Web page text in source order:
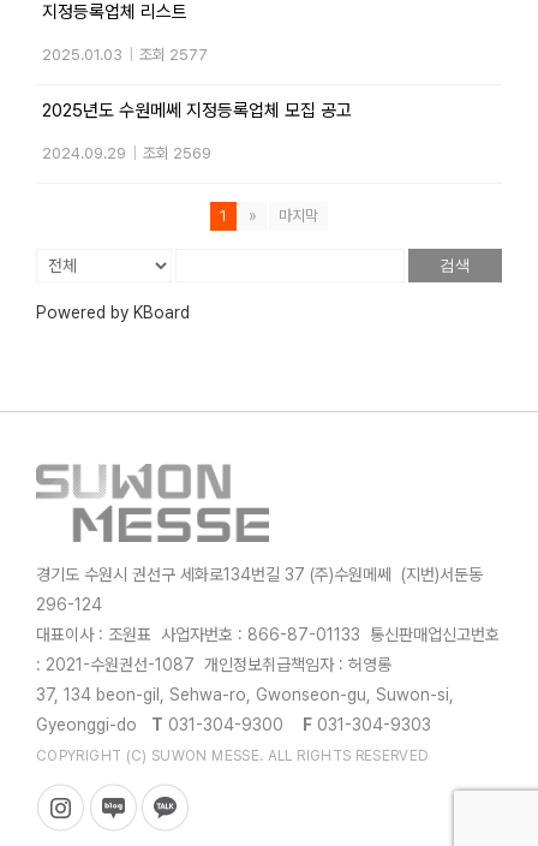
지정등록업체 리스트
2025.01.03 조회 2577
2025년도 수원메쎄 지정등록업체 모집 공고
2024.09.29 조회 2569
1 » 마지막
검색
Powered by KBoard
경기도 수원시 권선구 세화로134번길 37 (주)수원메쎄 (지번)서둔동
296-124
대표이사 : 조원표 사업자번호 : 866-87-01133 통신판매업신고번호
: 2021-수원권선-1087 개인정보취급책임자 : 허영롱
37, 134 beon-gil, Sehwa-ro, Gwonseon-gu, Suwon-si,
Gyeonggi-do T 031-304-9300 F 031-304-9303
COPYRIGHT (C) SUWON MESSE. ALL RIGHTS RESERVED